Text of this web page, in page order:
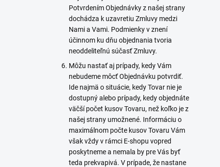
Potvrdením Objednávky z našej strany
dochádza k uzavretiu Zmluvy medzi
Nami a Vami. Podmienky v znení
účinnom ku dňu objednania tvoria
neoddeliteľnú súčasť Zmluvy.
Môžu nastať aj prípady, kedy Vám
nebudeme môcť Objednávku potvrdiť.
Ide najmä o situácie, kedy Tovar nie je
dostupný alebo prípady, kedy objednáte
väčší počet kusov Tovaru, než koľko je z
našej strany umožnené. Informáciu o
maximálnom počte kusov Tovaru Vám
však vždy v rámci E-shopu vopred
poskytneme a nemala by pre Vás byť
teda prekvapivá. V prípade, že nastane